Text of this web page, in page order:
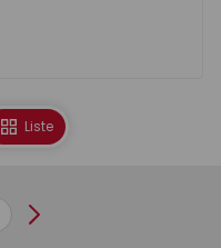
Liste
Suivant